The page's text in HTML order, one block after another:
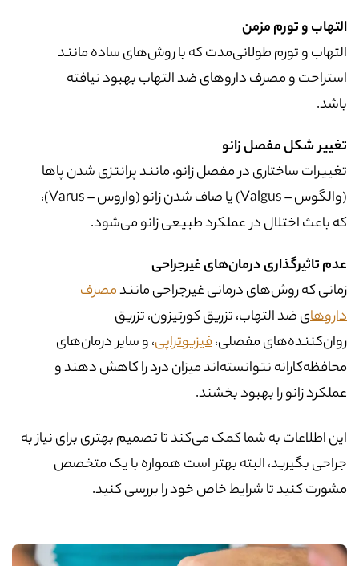
التهاب و تورم مزمن
التهاب و تورم طولانی‌مدت که با روش‌های ساده مانند
استراحت و مصرف داروهای ضد التهاب بهبود نیافته
باشد.
تغییر شکل مفصل زانو
تغییرات ساختاری در مفصل زانو، مانند پرانتزی شدن پاها
(والگوس – Valgus) یا صاف شدن زانو (واروس – Varus)،
که باعث اختلال در عملکرد طبیعی زانو می‌شود.
عدم تاثیرگذاری درمان‌های غیرجراحی
زمانی که روش‌های درمانی غیرجراحی مانندمصرف
داروهای ضد التهاب، تزریق کورتیزون، تزریق
روان‌کننده‌های مفصلی،فیزیوتراپی، و سایر درمان‌های
محافظه‌کارانه نتوانسته‌اند میزان درد را کاهش دهند و
عملکرد زانو را بهبود بخشند.
این اطلاعات به شما کمک می‌کند تا تصمیم بهتری برای نیاز به
جراحی بگیرید، البته بهتر است همواره با یک متخصص
مشورت کنید تا شرایط خاص خود را بررسی کنید.